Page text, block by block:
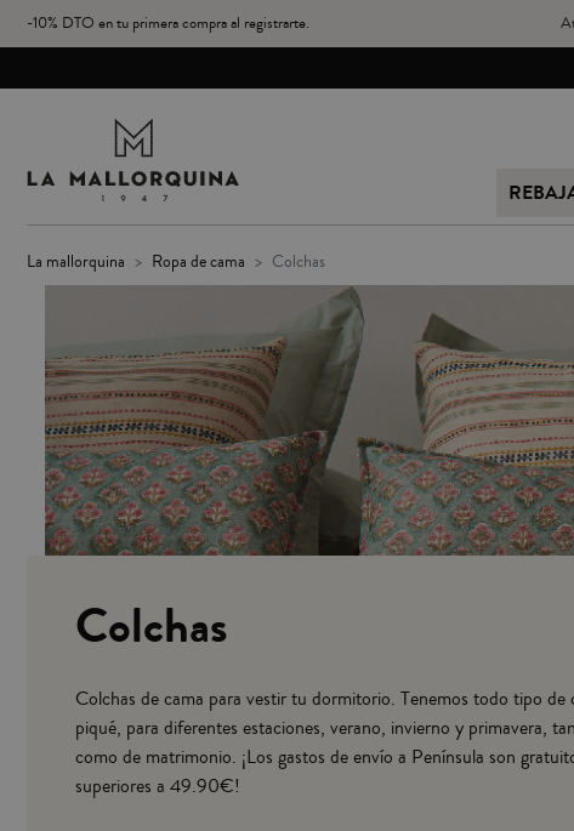
-10% DTO en tu primera compra al registrarte.
la mallorquina ropa de cama colchas
Colchas
Colchas de cama para vestir tu dormitorio. Tenemos todo tipo de
piqué, para diferentes estaciones, verano, invierno y primavera,
como de matrimonio. ¡Los gastos de envío a Península son
superiores a 49.90€!